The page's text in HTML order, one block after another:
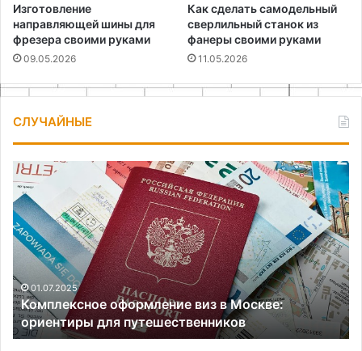
Изготовление
направляющей шины для
фрезера своими руками
09.05.2026
Как сделать самодельный
сверлильный станок из
фанеры своими руками
11.05.2026
СЛУЧАЙНЫЕ
Комплексное
оформление
виз
Москве:
ориентиры
путешественников
01.07.2025
Комплексное оформление виз в Москве:
ориентиры для путешественников